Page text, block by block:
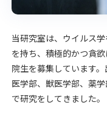
当研究室は、ウイルス
を持ち、積極的かつ貪
院生を募集しています
医学部、獣医学部、薬
で研究をしてきました。